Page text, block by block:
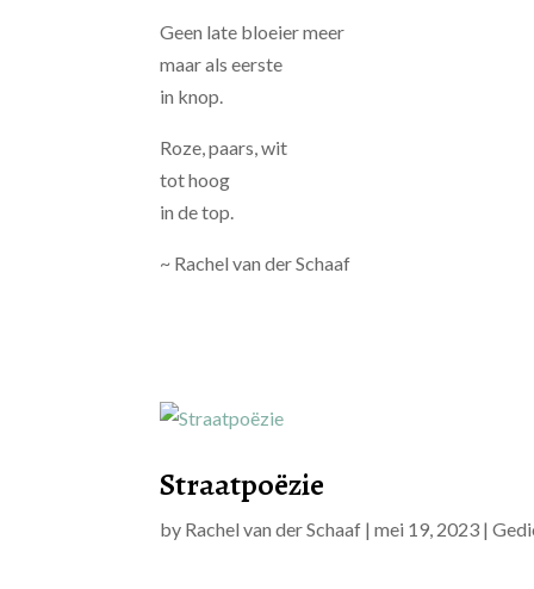
Geen late bloeier meer
maar als eerste
in knop.
Roze, paars, wit
tot hoog
in de top.
~ Rachel van der Schaaf
Straatpoëzie
by Rachel van der Schaaf |mei 19, 2023 |